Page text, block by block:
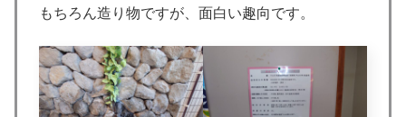
もちろん造り物ですが、面白い趣向です。